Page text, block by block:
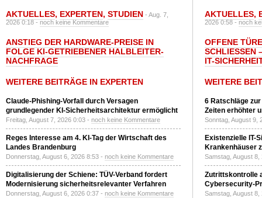
AKTUELLES, EXPERTEN, STUDIEN - Aug. 7,
2026 0:18 -noch keine Kommentare
ANSTIEG DER HARDWARE-PREISE IN
FOLGE KI-GETRIEBENER HALBLEITER-
NACHFRAGE
WEITERE BEITRÄGE IN EXPERTEN
Claude-Phishing-Vorfall durch Versagen
grundlegender KI-Sicherheitsarchitektur ermöglicht
Freitag, August 7, 2026 0:03 - noch keine Kommentare
Reges Interesse am 4. KI-Tag der Wirtschaft des
Landes Brandenburg
Donnerstag, August 6, 2026 8:53 - noch keine Kommentare
Digitalisierung der Schiene: TÜV-Verband fordert
Modernisierung sicherheitsrelevanter Verfahren
Donnerstag, August 6, 2026 0:37 - noch keine Kommentare
AKTUELLES,
2026 0:58 -noch
OFFENE
SCHLIESSEN
T-
WEITERE
6 Ratschläge
Zeiten erhöhter
Sonntag, August 9,
Existenzielle IT-
Krankenhäuser
Samstag, August
Zutrittskontrolle
Cybersecurity-
Samstag, August